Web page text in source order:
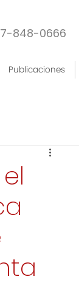
848-0666
Publicaciones